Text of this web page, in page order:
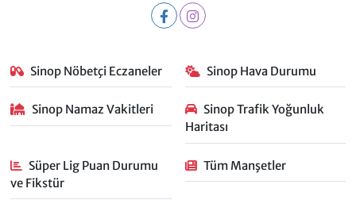
Sinop Nöbetçi Eczaneler Sinop Hava Durumu
Sinop Namaz Vakitleri
Sinop Trafik Yoğunluk
Haritası
Süper Lig Puan Durumu
ve Fikstür
Tüm Manşetler